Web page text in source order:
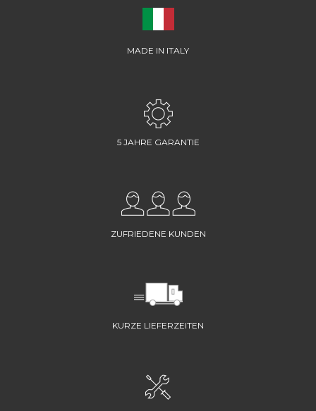
MADE IN ITALY
5 JAHRE GARANTIE
ZUFRIEDENE KUNDEN
KURZE LIEFERZEITEN